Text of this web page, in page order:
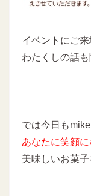
イベントにご
わたくしの話
では今日も
あなたに笑顔
美味しいお菓